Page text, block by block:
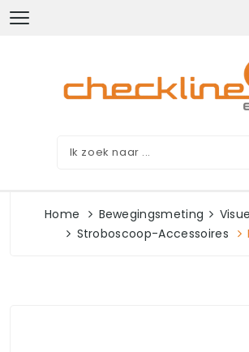
Home Bewegingsmeting
Stroboscoop-Accessoires